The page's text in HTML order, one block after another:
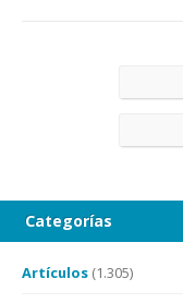
Categorías
Artículos (1.305)